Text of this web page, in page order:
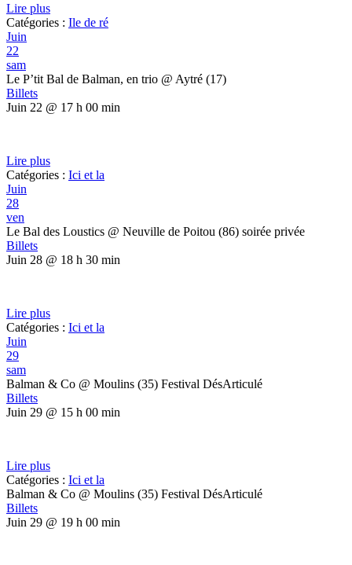
Lire plus
Catégories : Ile de ré
Juin
22
sam
Le P’tit Bal de Balman, en trio @ Aytré (17)
Billets
Juin 22 @ 17 h 00 min
Lire plus
Catégories : Ici et la
Juin
28
ven
Le Bal des Loustics @ Neuville de Poitou (86) soirée privée
Billets
Juin 28 @ 18 h 30 min
Lire plus
Catégories : Ici et la
Juin
29
sam
Balman & Co @ Moulins (35) Festival DésArticulé
Billets
Juin 29 @ 15 h 00 min
Lire plus
Catégories : Ici et la
Balman & Co @ Moulins (35) Festival DésArticulé
Billets
Juin 29 @ 19 h 00 min